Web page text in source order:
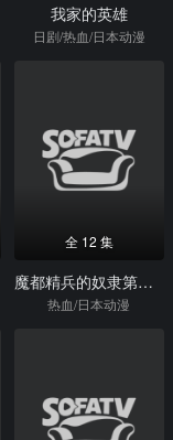
我家的英雄
日剧/热血/日本动漫
全 12 集
魔都精兵的奴隶第二季
热血/日本动漫